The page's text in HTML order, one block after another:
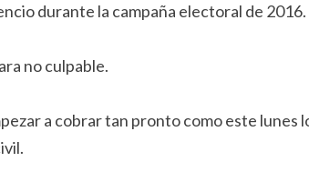
durante la campaña electoral de 2016.
no culpable.
a cobrar tan pronto como este lunes